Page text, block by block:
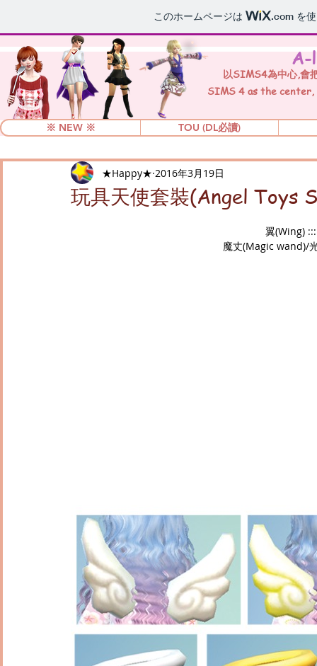
このホームページは .com を
A-
以SIMS4為中心,會
SIMS 4 as the
※ NEW ※ TOU (DL必讀)
玩具天使套裝(Angel Toys
★Happy★ 2016年3月19日
翼(Wing)
魔丈(Magic wand)/